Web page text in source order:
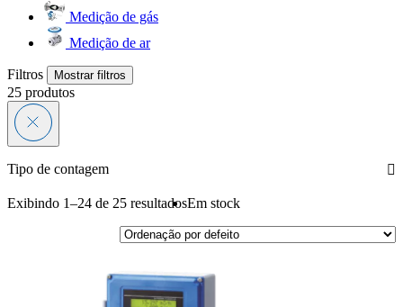
Medição de gás
Medição de ar
Filtros Mostrar filtros
25 produtos
Tipo de contagem
Exibindo 1–24 de 25 resultadosEm stock